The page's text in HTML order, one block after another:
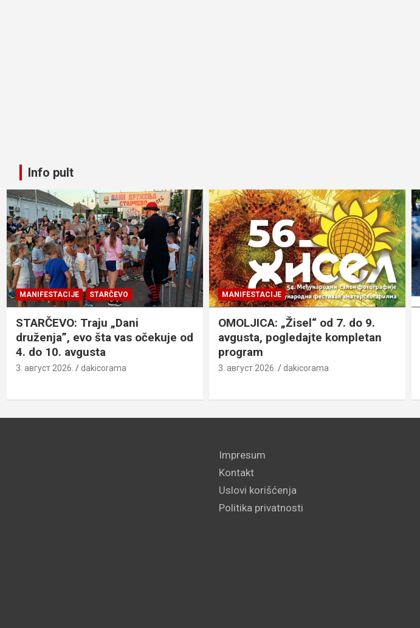
Info pult
MANIFESTACIJE STARČEVO
STARČEVO: Traju „Dani
druženja”, evo šta vas očekuje od
4. do 10. avgusta
3. август 2026. dakicorama
MANIFESTACIJE
OMOLJICA: „Žisel“ od 7. do 9.
avgusta, pogledajte kompletan
program
3. август 2026. dakicorama
Impresum
Kontakt
Uslovi korišćenja
Politika privatnosti